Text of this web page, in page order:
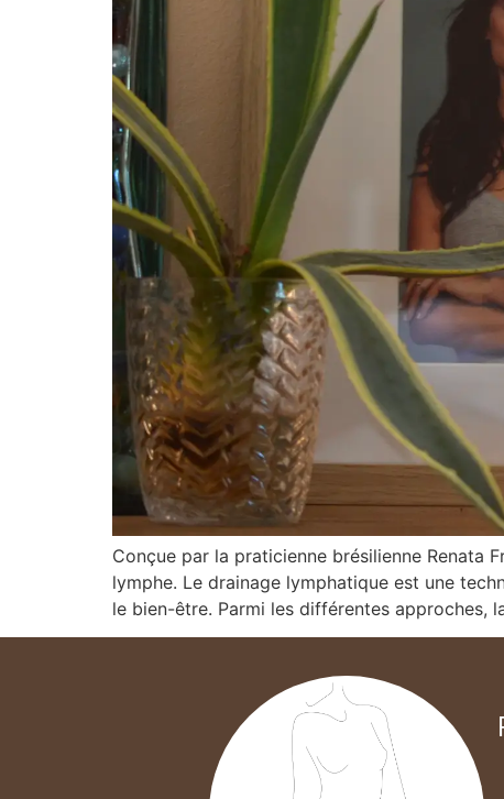
Conçue par la praticienne brésilienne Renata
lymphe. Le drainage lymphatique est une
le bien-être. Parmi les différentes approches,